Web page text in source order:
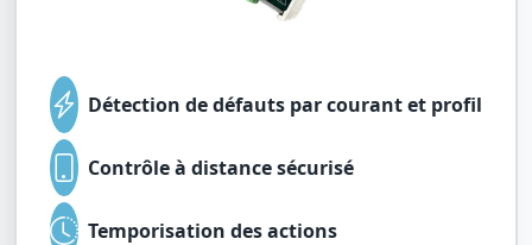
Détection de défauts par courant et profil
Contrôle à distance sécurisé
Temporisation des actions